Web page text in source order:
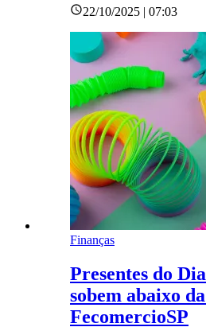
22/10/2025 | 07:03
Finanças
Presentes do
sobem abaixo
FecomercioSP